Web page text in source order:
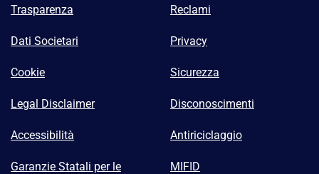
Trasparenza Reclami
Dati Societari Privacy
Cookie Sicurezza
Legal Disclaimer Disconoscimenti
Accessibilità Antiriciclaggio
Garanzie Statali per le
MIFID